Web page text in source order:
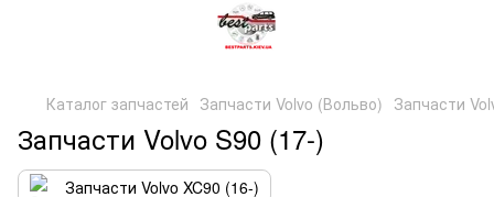
Каталог запчастей Запчасти Volvo (Вольво) Запчасти
Запчасти Volvo S90 (17-)
Запчасти Volvo XC90 (16-)